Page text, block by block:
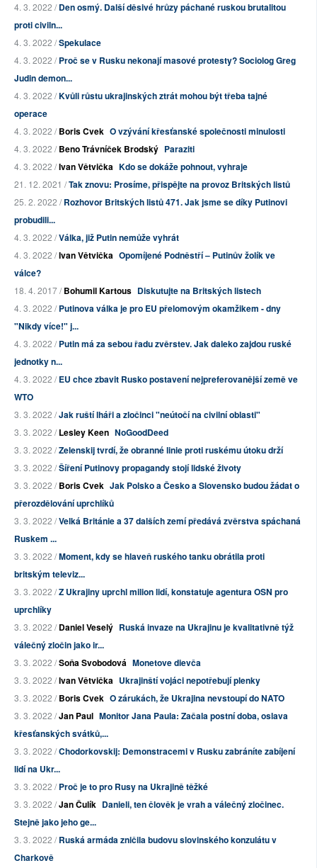
4. 3. 2022 /Den osmý. Další děsivé hrůzy páchané ruskou brutalitou
proti civiln...
4. 3. 2022 /Spekulace
4. 3. 2022 /Proč se v Rusku nekonají masové protesty? Sociolog Greg
Judin demon...
4. 3. 2022 /Kvůli růstu ukrajinských ztrát mohou být třeba tajné
operace
4. 3. 2022 /Boris Cvek O vzývání křesťanské společnosti minulosti
4. 3. 2022 /Beno Trávníček Brodský Paraziti
4. 3. 2022 /Ivan Větvička Kdo se dokáže pohnout, vyhraje
21. 12. 2021 /Tak znovu: Prosíme, přispějte na provoz Britských listů
25. 2. 2022 /Rozhovor Britských listů 471. Jak jsme se díky Putinovi
probudili...
4. 3. 2022 /Válka, již Putin nemůže vyhrát
4. 3. 2022 /Ivan Větvička Opomíjené Podněstří – Putinův žolík ve
válce?
18. 4. 2017 /Bohumil Kartous Diskutujte na Britských listech
4. 3. 2022 /Putinova válka je pro EU přelomovým okamžikem - dny
"Nikdy více!" j...
4. 3. 2022 /Putin má za sebou řadu zvěrstev. Jak daleko zajdou ruské
jednotky n...
4. 3. 2022 /EU chce zbavit Rusko postavení nejpreferovanější země ve
WTO
3. 3. 2022 /Jak ruští lháři a zločinci "neútočí na civilní oblasti"
3. 3. 2022 /Lesley Keen NoGoodDeed
3. 3. 2022 /Zelenskij tvrdí, že obranné linie proti ruskému útoku drží
3. 3. 2022 /Šíření Putinovy propagandy stojí lidské životy
3. 3. 2022 /Boris Cvek Jak Polsko a Česko a Slovensko budou žádat o
přerozdělování uprchlíků
3. 3. 2022 /Velká Británie a 37 dalších zemí předává zvěrstva spáchaná
Ruskem ...
3. 3. 2022 /Moment, kdy se hlaveň ruského tanku obrátila proti
britským televiz...
3. 3. 2022 /Z Ukrajiny uprchl milion lidí, konstatuje agentura OSN pro
uprchlíky
3. 3. 2022 /Daniel Veselý Ruská invaze na Ukrajinu je kvalitativně týž
válečný zločin jako ir...
3. 3. 2022 /Soňa Svobodová Monetove dievča
3. 3. 2022 /Ivan Větvička Ukrajinští vojáci nepotřebují plenky
3. 3. 2022 /Boris Cvek O zárukách, že Ukrajina nevstoupí do NATO
3. 3. 2022 /Jan Paul Monitor Jana Paula: Začala postní doba, oslava
křesťanských svátků,...
3. 3. 2022 /Chodorkovskij: Demonstracemi v Rusku zabráníte zabíjení
lidí na Ukr...
3. 3. 2022 /Proč je to pro Rusy na Ukrajině těžké
3. 3. 2022 /Jan Čulík Danieli, ten člověk je vrah a válečný zločinec.
Stejně jako jeho ge...
3. 3. 2022 /Ruská armáda zničila budovu slovinského konzulátu v
Charkově